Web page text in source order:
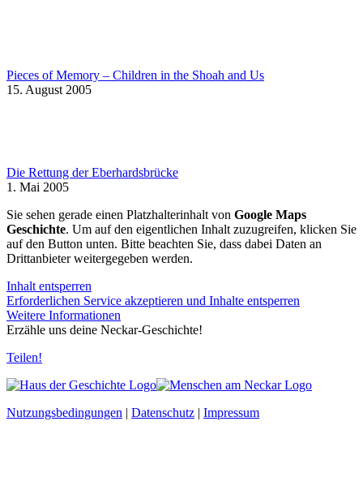
Pieces of Memory – Children in the Shoah and Us
15. August 2005
Die Rettung der Eberhardsbrücke
1. Mai 2005
Sie sehen gerade einen Platzhalterinhalt von Google Maps
Geschichte. Um auf den eigentlichen Inhalt zuzugreifen, klicken Sie
auf den Button unten. Bitte beachten Sie, dass dabei Daten an
Drittanbieter weitergegeben werden.
Inhalt entsperren
Erforderlichen Service akzeptieren und Inhalte entsperren
Weitere Informationen
Erzähle uns deine Neckar-Geschichte!
Teilen!
Nutzungsbedingungen | Datenschutz | Impressum